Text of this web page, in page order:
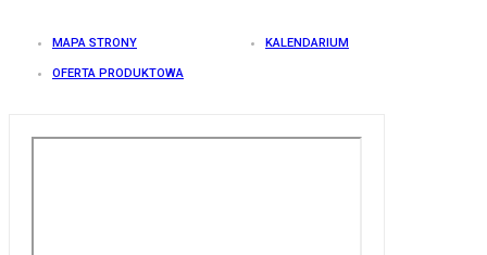
MAPA STRONY KALENDARIUM
OFERTA PRODUKTOWA